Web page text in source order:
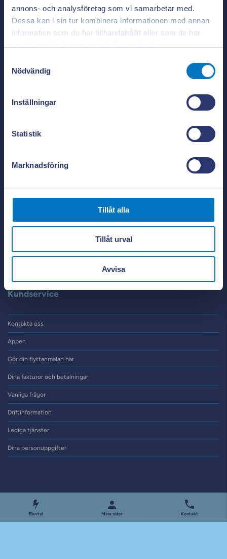
annons- och analysföretag som vi samarbetar med.
Dessa kan i sin tur kombinera informationen med annan
information som du har tillhandahållit eller som de har
Nödvändig
Inställningar
Statistik
Marknadsföring
Tillåt alla
Tillåt urval
Avvisa
Ange ditt postnummer för att beräkna ungefärlig el-kostnad.
Privat
Sol
Fjärrvärme
Kundservice
Kontakta oss
Appen
Gör din flyttanmälan här
Dina fakturor och betalningar
Vanliga frågor
Driftinformation
Lediga tjänster
Dina personuppgifter
Stäng
Appen ger dig
full koll på elen
Se vad som drar el i realtid. Använd elen smartare och
sänk dina kostnader.
Läs mer & ladda ner appen!
Elavtal Mina sidor Kontakt